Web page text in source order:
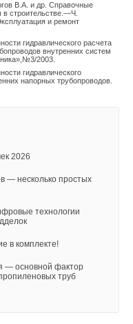
В.А. и др. Справочные
строительстве.—Ч.
и ремонт
гидравлического расчета
внутренних систем
2003.
гидравлического
напорных трубопроводов.
2026
— несколько простых
технологии
в комплекте!
— основной фактор
труб